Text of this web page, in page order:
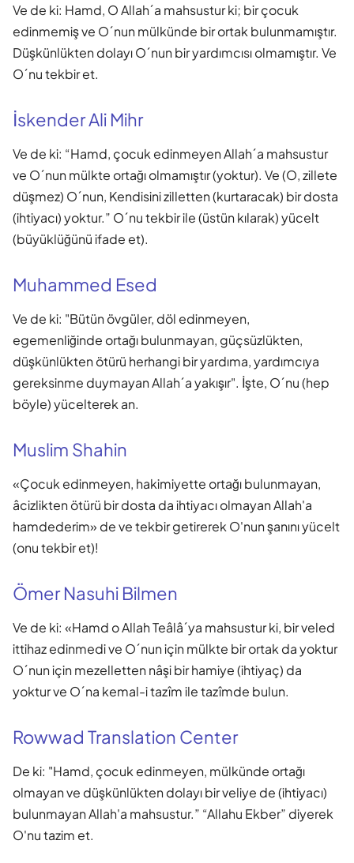
Ve de ki: Hamd, O Allah´a mahsustur ki; bir çocuk
edinmemiş ve O´nun mülkünde bir ortak bulunmamıştır.
Düşkünlükten dolayı O´nun bir yardımcısı olmamıştır. Ve
O´nu tekbir et.
İskender Ali Mihr
Ve de ki: “Hamd, çocuk edinmeyen Allah´a mahsustur
ve O´nun mülkte ortağı olmamıştır (yoktur). Ve (O, zillete
düşmez) O´nun, Kendisini zilletten (kurtaracak) bir dosta
(ihtiyacı) yoktur.” O´nu tekbir ile (üstün kılarak) yücelt
(büyüklüğünü ifade et).
Muhammed Esed
Ve de ki: "Bütün övgüler, döl edinmeyen,
egemenliğinde ortağı bulunmayan, güçsüzlükten,
düşkünlükten ötürü herhangi bir yardıma, yardımcıya
gereksinme duymayan Allah´a yakışır". İşte, O´nu (hep
böyle) yücelterek an.
Muslim Shahin
«Çocuk edinmeyen, hakimiyette ortağı bulunmayan,
âcizlikten ötürü bir dosta da ihtiyacı olmayan Allah'a
hamdederim» de ve tekbir getirerek O'nun şanını yücelt
(onu tekbir et)!
Ömer Nasuhi Bilmen
Ve de ki: «Hamd o Allah Teâlâ´ya mahsustur ki, bir veled
ittihaz edinmedi ve O´nun için mülkte bir ortak da yoktur
O´nun için mezelletten nâşi bir hamiye (ihtiyaç) da
yoktur ve O´na kemal-i tazîm ile tazîmde bulun.
Rowwad Translation Center
De ki: "Hamd, çocuk edinmeyen, mülkünde ortağı
olmayan ve düşkünlükten dolayı bir veliye de (ihtiyacı)
bulunmayan Allah'a mahsustur.” “Allahu Ekber” diyerek
O'nu tazim et.